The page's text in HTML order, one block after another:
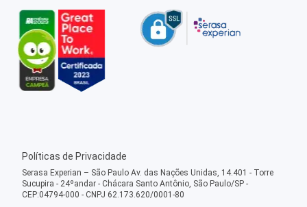
Políticas de Privacidade
Serasa Experian – São Paulo Av. das Nações Unidas, 14.401 - Torre
Sucupira - 24ºandar - Chácara Santo Antônio, São Paulo/SP -
CEP:04794-000 - CNPJ 62.173.620/0001-80